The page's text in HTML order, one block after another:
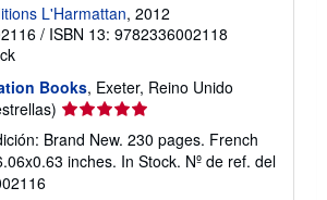
L'Harmattan, 2012
/ ISBN 13: 9782336002118
Books, Exeter, Reino Unido
Calificación
vendedor:
5
Brand New. 230 pages. French
inches. In Stock. Nº de ref. del